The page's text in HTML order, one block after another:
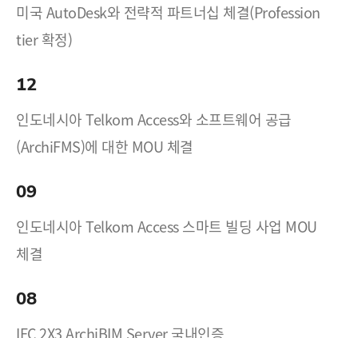
미국 AutoDesk와 전략적 파트너십 체결(Profession
tier 확정)
12
인도네시아 Telkom Access와 소프트웨어 공급
(ArchiFMS)에 대한 MOU 체결
09
인도네시아 Telkom Access 스마트 빌딩 사업 MOU
체결
08
IFC 2X3 ArchiBIM Server 국내인증